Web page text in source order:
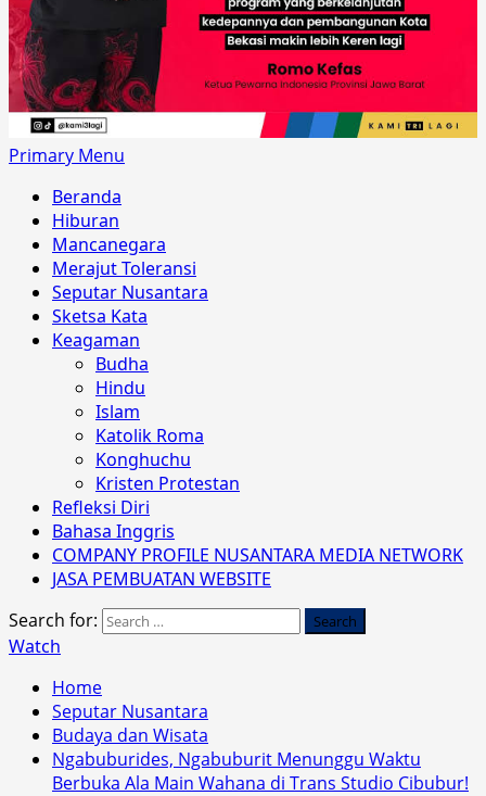
Primary Menu
Beranda
Hiburan
Mancanegara
Merajut Toleransi
Seputar Nusantara
Sketsa Kata
Keagaman
Budha
Hindu
Islam
Katolik Roma
Konghuchu
Kristen Protestan
Refleksi Diri
Bahasa Inggris
COMPANY PROFILE NUSANTARA MEDIA NETWORK
JASA PEMBUATAN WEBSITE
Search for:
Watch
Home
Seputar Nusantara
Budaya dan Wisata
Ngabuburides, Ngabuburit Menunggu Waktu
Berbuka Ala Main Wahana di Trans Studio Cibubur!